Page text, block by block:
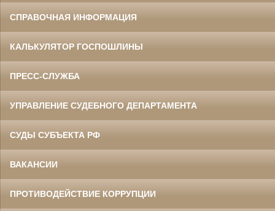
СПРАВОЧНАЯ ИНФОРМАЦИЯ
КАЛЬКУЛЯТОР ГОСПОШЛИНЫ
ПРЕСС-СЛУЖБА
УПРАВЛЕНИЕ СУДЕБНОГО ДЕПАРТАМЕНТА
СУДЫ СУБЪЕКТА РФ
ВАКАНСИИ
ПРОТИВОДЕЙСТВИЕ КОРРУПЦИИ